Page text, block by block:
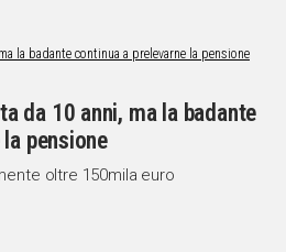
da 10 anni, ma la badante
pensione
oltre 150mila euro